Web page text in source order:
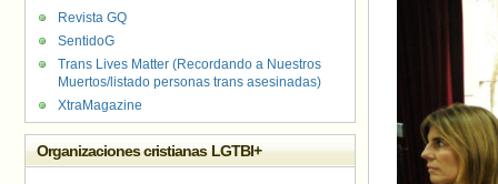
Revista GQ
SentidoG
Trans Lives Matter (Recordando a Nuestros
Muertos/listado personas trans asesinadas)
XtraMagazine
Organizaciones cristianas LGTBI+